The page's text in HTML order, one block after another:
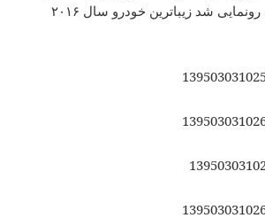
مارتین که به تازگی رونمایی شد زیباترین خودرو سال ۲۰۱۶